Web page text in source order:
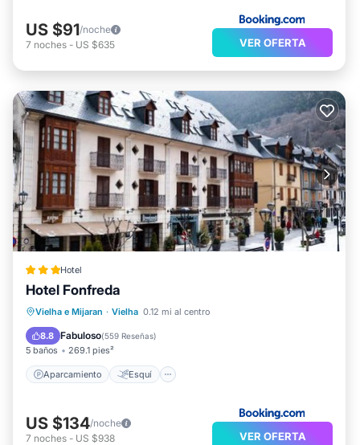
US $91/noche
7 noches - US $635 VER OFERTA
Hotel
Hotel Fonfreda
Vielha e Mijaran · Vielha 0.12 mi al centro
8.8 Fabuloso(559 Reseñas)
5 baños 269.1 pies²
Aparcamiento Esquí
Aparcamiento
Esquí
Balcón/Terraza
US $134/noche
7 noches - US $938 VER OFERTA